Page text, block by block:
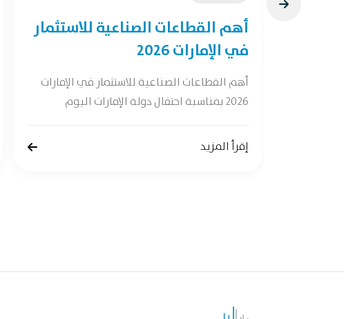
أهم القطاعات الصناعية للاستثمار
في الإمارات 2026
أهم القطاعات الصناعية للاستثمار في الإمارات
2026 بمناسبة احتفال دولة الإمارات اليوم
إقرأ المزيد